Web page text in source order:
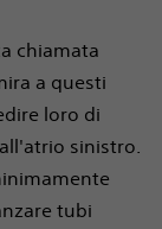
chiamata
a questi
loro di
sinistro.
tubi